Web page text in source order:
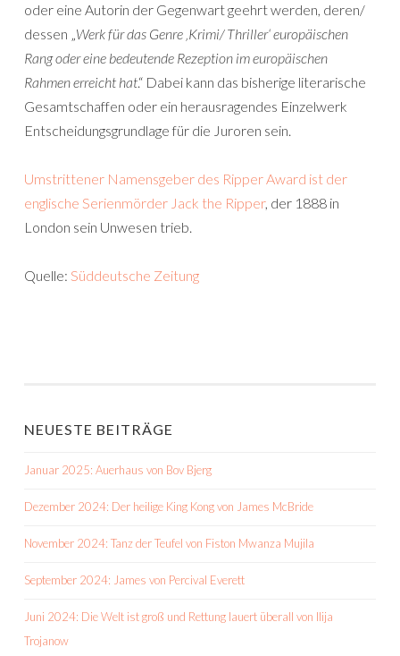
oder eine Autorin der Gegenwart geehrt werden, deren/
dessen „Werk für das Genre ‚Krimi/ Thriller‘ europäischen
Rang oder eine bedeutende Rezeption im europäischen
Rahmen erreicht hat.“ Dabei kann das bisherige literarische
Gesamtschaffen oder ein herausragendes Einzelwerk
Entscheidungsgrundlage für die Juroren sein.
Umstrittener Namensgeber des Ripper Award ist der
englische Serienmörder Jack the Ripper, der 1888 in
London sein Unwesen trieb.
Quelle: Süddeutsche Zeitung
NEUESTE BEITRÄGE
Januar 2025: Auerhaus von Bov Bjerg
Dezember 2024: Der heilige King Kong von James McBride
November 2024: Tanz der Teufel von Fiston Mwanza Mujila
September 2024: James von Percival Everett
Juni 2024: Die Welt ist groß und Rettung lauert überall von Ilija
Trojanow